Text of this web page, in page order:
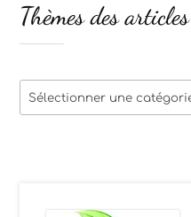
Thèmes des articles
Thèmes
des